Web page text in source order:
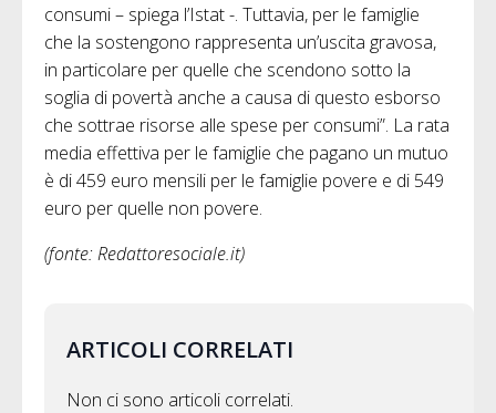
consumi – spiega l’Istat -. Tuttavia, per le famiglie
che la sostengono rappresenta un’uscita gravosa,
in particolare per quelle che scendono sotto la
soglia di povertà anche a causa di questo esborso
che sottrae risorse alle spese per consumi”. La rata
media effettiva per le famiglie che pagano un mutuo
è di 459 euro mensili per le famiglie povere e di 549
euro per quelle non povere.
(fonte: Redattoresociale.it)
ARTICOLI CORRELATI
Non ci sono articoli correlati.